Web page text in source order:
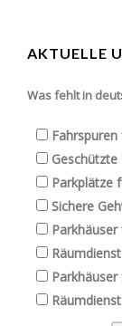
AKTUELLE
Was fehlt in
Geschützte
Parkplätze
Sichere